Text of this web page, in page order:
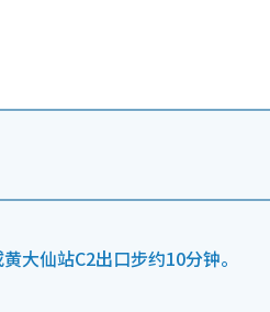
大仙站C2出口步约10分钟。